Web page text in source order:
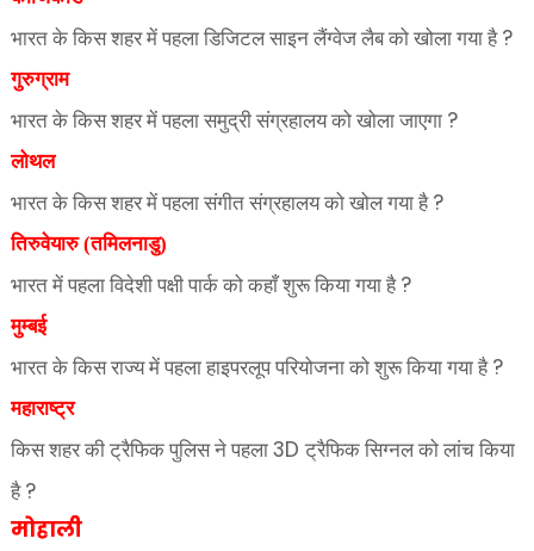
भारत के किस शहर में पहला डिजिटल साइन लैंग्वेज लैब को खोला गया है ?
गुरुग्राम
भारत के किस शहर में पहला समुद्री संग्रहालय को खोला जाएगा ?
लोथल
भारत के किस शहर में पहला संगीत संग्रहालय को खोल गया है ?
तिरुवेयारु (तमिलनाडु)
भारत में पहला विदेशी पक्षी पार्क को कहाँ शुरू किया गया है ?
मुम्बई
भारत के किस राज्य में पहला हाइपरलूप परियोजना को शुरू किया गया है ?
महाराष्ट्र
किस शहर की ट्रैफिक पुलिस ने पहला 3D ट्रैफिक सिग्नल को लांच किया
है ?
मोहाली